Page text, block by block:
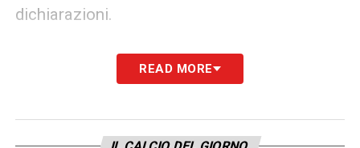
dichiarazioni.
«La aspettavo da tanto questa semifinale.
Sulla base della Champions League si
READ MORE